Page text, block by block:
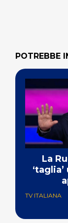
POTREBBE
La
TV ITALIANA